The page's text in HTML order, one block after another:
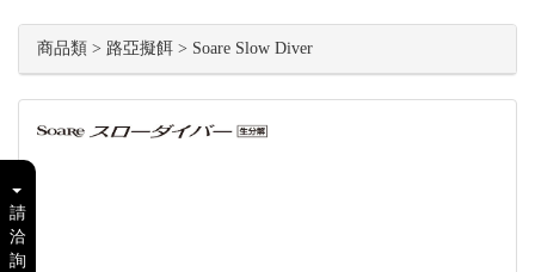
請
洽
詢
商品類 > 路亞擬餌 > Soare Slow Diver